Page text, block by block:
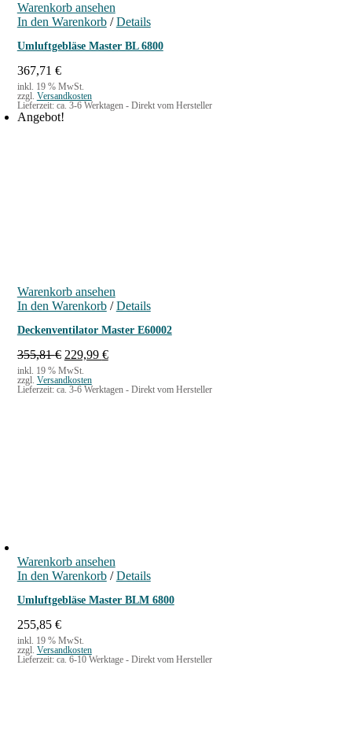
Warenkorb ansehen
In den Warenkorb / Details
Umluftgebläse Master BL 6800
367,71 €
inkl. 19 % MwSt.
zzgl. Versandkosten
Lieferzeit: ca. 3-6 Werktagen - Direkt vom Hersteller
Angebot!
Warenkorb ansehen
In den Warenkorb / Details
Deckenventilator Master E60002
355,81€ U
r
s
p
r
e
i
s
a
r
:
229,99 €A
u
s
t
:
2
9
inkl. 19 % MwSt.
zzgl. Versandkosten
Lieferzeit: ca. 3-6 Werktagen - Direkt vom Hersteller
Warenkorb ansehen
In den Warenkorb / Details
Umluftgebläse Master BLM 6800
255,85 €
inkl. 19 % MwSt.
zzgl. Versandkosten
Lieferzeit: ca. 6-10 Werktage - Direkt vom Hersteller